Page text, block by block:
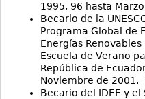
1995, 96 hasta
Becario de la
Programa Global de
Energías
Escuela de Verano
República de
Noviembre de 2001.
Becario del IDEE y